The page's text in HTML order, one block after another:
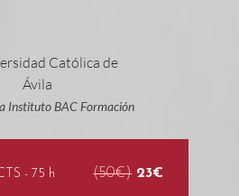
Instituto BAC Formación
- 75 h (50€) 23€